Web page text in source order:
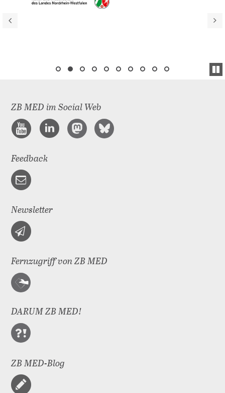
ZB MED im Social Web
Feedback
Newsletter
Fernzugriff von ZB MED
DARUM ZB MED!
ZB MED-Blog